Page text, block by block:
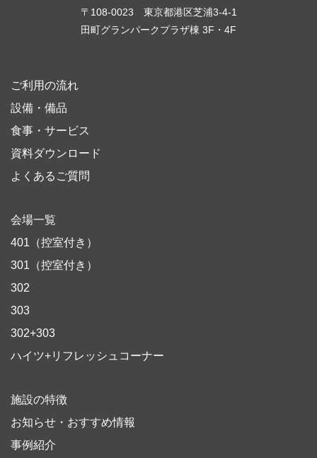
〒108-0023 東京都港区芝浦3-4-1
田町グランパークプラザ棟 3F・4F
ご利用の流れ
設備・備品
食事・サービス
資料ダウンロード
よくあるご質問
会場一覧
401（控室付き）
301（控室付き）
302
303
302+303
ハイツ+リフレッシュコーナー
施設の特徴
お知らせ・おすすめ情報
事例紹介